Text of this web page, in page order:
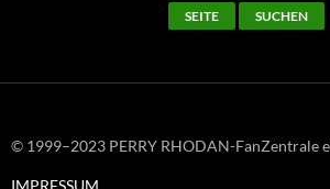
© 1999–2023 PERRY RHODAN-FanZentrale
IMPRESSUM